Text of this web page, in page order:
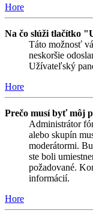
Hore
Na čo slúži tlačítko
Táto možnosť
neskoršie
Užívateľský
Hore
Prečo musí byť môj
Administrátor
alebo skupín
moderátormi.
ste boli
požadované.
informácií.
Hore